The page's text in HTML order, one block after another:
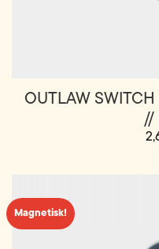
OUTLAW
//
Magnetisk!